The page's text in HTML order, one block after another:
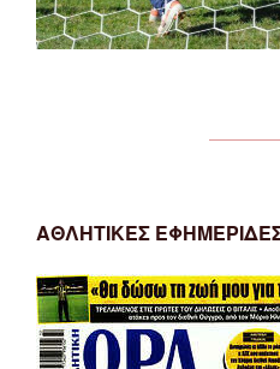
ΑΘΛΗΤΙΚΕΣ